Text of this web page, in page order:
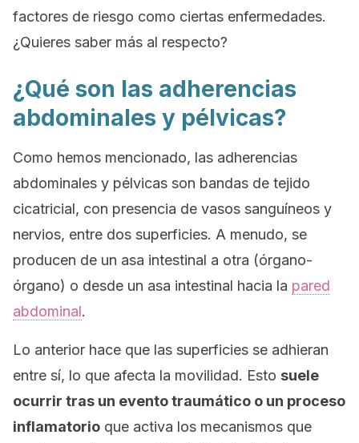
factores de riesgo como ciertas enfermedades.
¿Quieres saber más al respecto?
¿Qué son las adherencias
abdominales y pélvicas?
Como hemos mencionado, las adherencias
abdominales y pélvicas son bandas de tejido
cicatricial, con presencia de vasos sanguíneos y
nervios, entre dos superficies. A menudo, se
producen de un asa intestinal a otra (órgano-
órgano) o desde un asa intestinal hacia la pared
abdominal.
Lo anterior hace que las superficies se adhieran
entre sí, lo que afecta la movilidad. Esto suele
ocurrir tras un evento traumático o un proceso
inflamatorio que activa los mecanismos que